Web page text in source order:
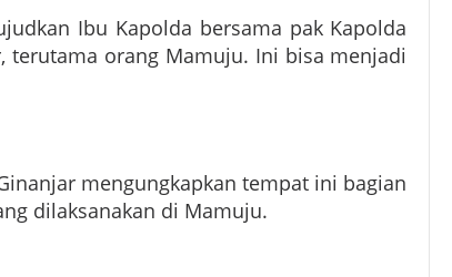
Ibu Kapolda bersama pak Kapolda
terutama orang Mamuju. Ini bisa menjadi
mengungkapkan tempat ini bagian
dilaksanakan di Mamuju.